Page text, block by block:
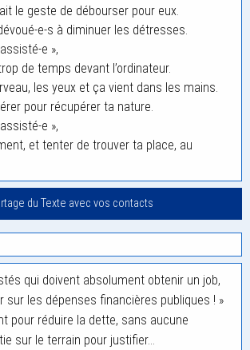
le geste de débourser pour eux.
e-s à diminuer les détresses.
e »,
de temps devant l’ordinateur.
les yeux et ça vient dans les mains.
pour récupérer ta nature.
e »,
et tenter de trouver ta place, au
du Texte avec vos contacts
qui doivent absolument obtenir un job,
sur les dépenses financières publiques ! »
pour réduire la dette, sans aucune
sur le terrain pour justifier…